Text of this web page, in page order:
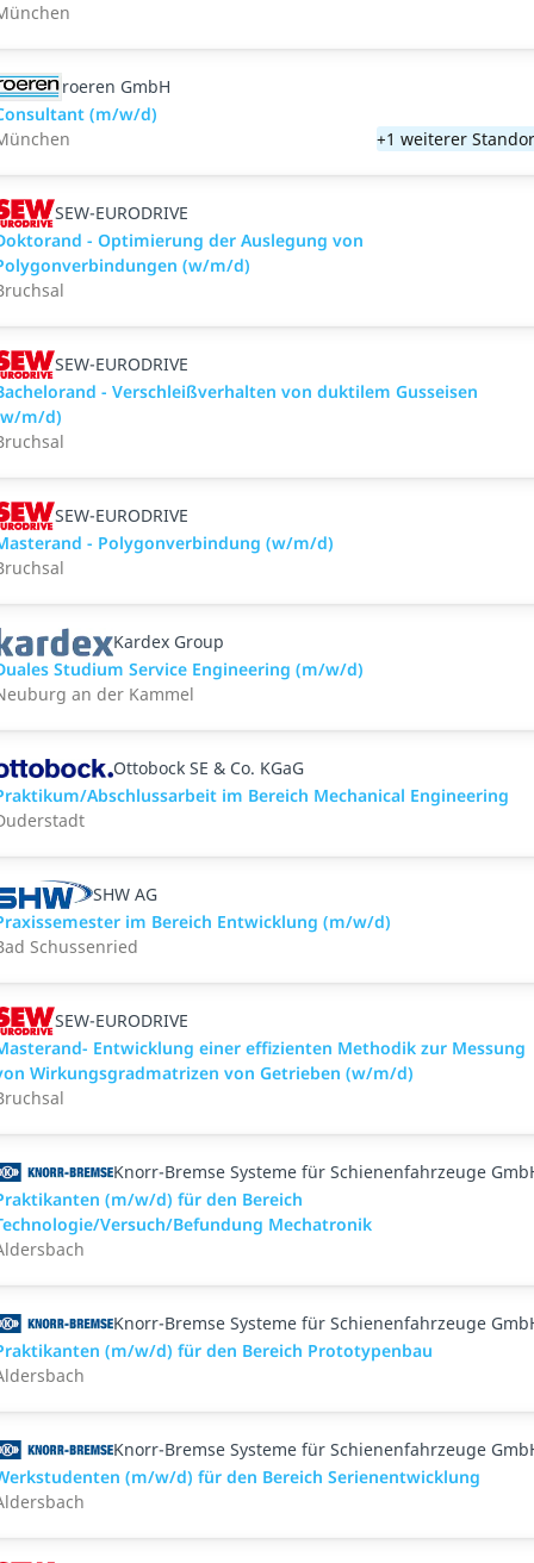
roeren GmbH
(m/w/d)
+1 weiterer
SEW-EURODRIVE
- Optimierung der Auslegung von
(w/m/d)
SEW-EURODRIVE
- Verschleißverhalten von duktilem Gusseisen
m/d)
SEW-EURODRIVE
- Polygonverbindung (w/m/d)
Kardex Group
Studium Service Engineering (m/w/d)
an der Kammel
Ottobock SE & Co. KGaG
Abschlussarbeit im Bereich Mechanical Engineering
SHW AG
im Bereich Entwicklung (m/w/d)
Schussenried
SEW-EURODRIVE
Entwicklung einer effizienten Methodik zur Messung
Wirkungsgradmatrizen von Getrieben (w/m/d)
Knorr-Bremse Systeme für Schienenfahrzeuge
(m/w/d) für den Bereich
Versuch/Befundung Mechatronik
Knorr-Bremse Systeme für Schienenfahrzeuge
(m/w/d) für den Bereich Prototypenbau
Knorr-Bremse Systeme für Schienenfahrzeuge
(m/w/d) für den Bereich Serienentwicklung